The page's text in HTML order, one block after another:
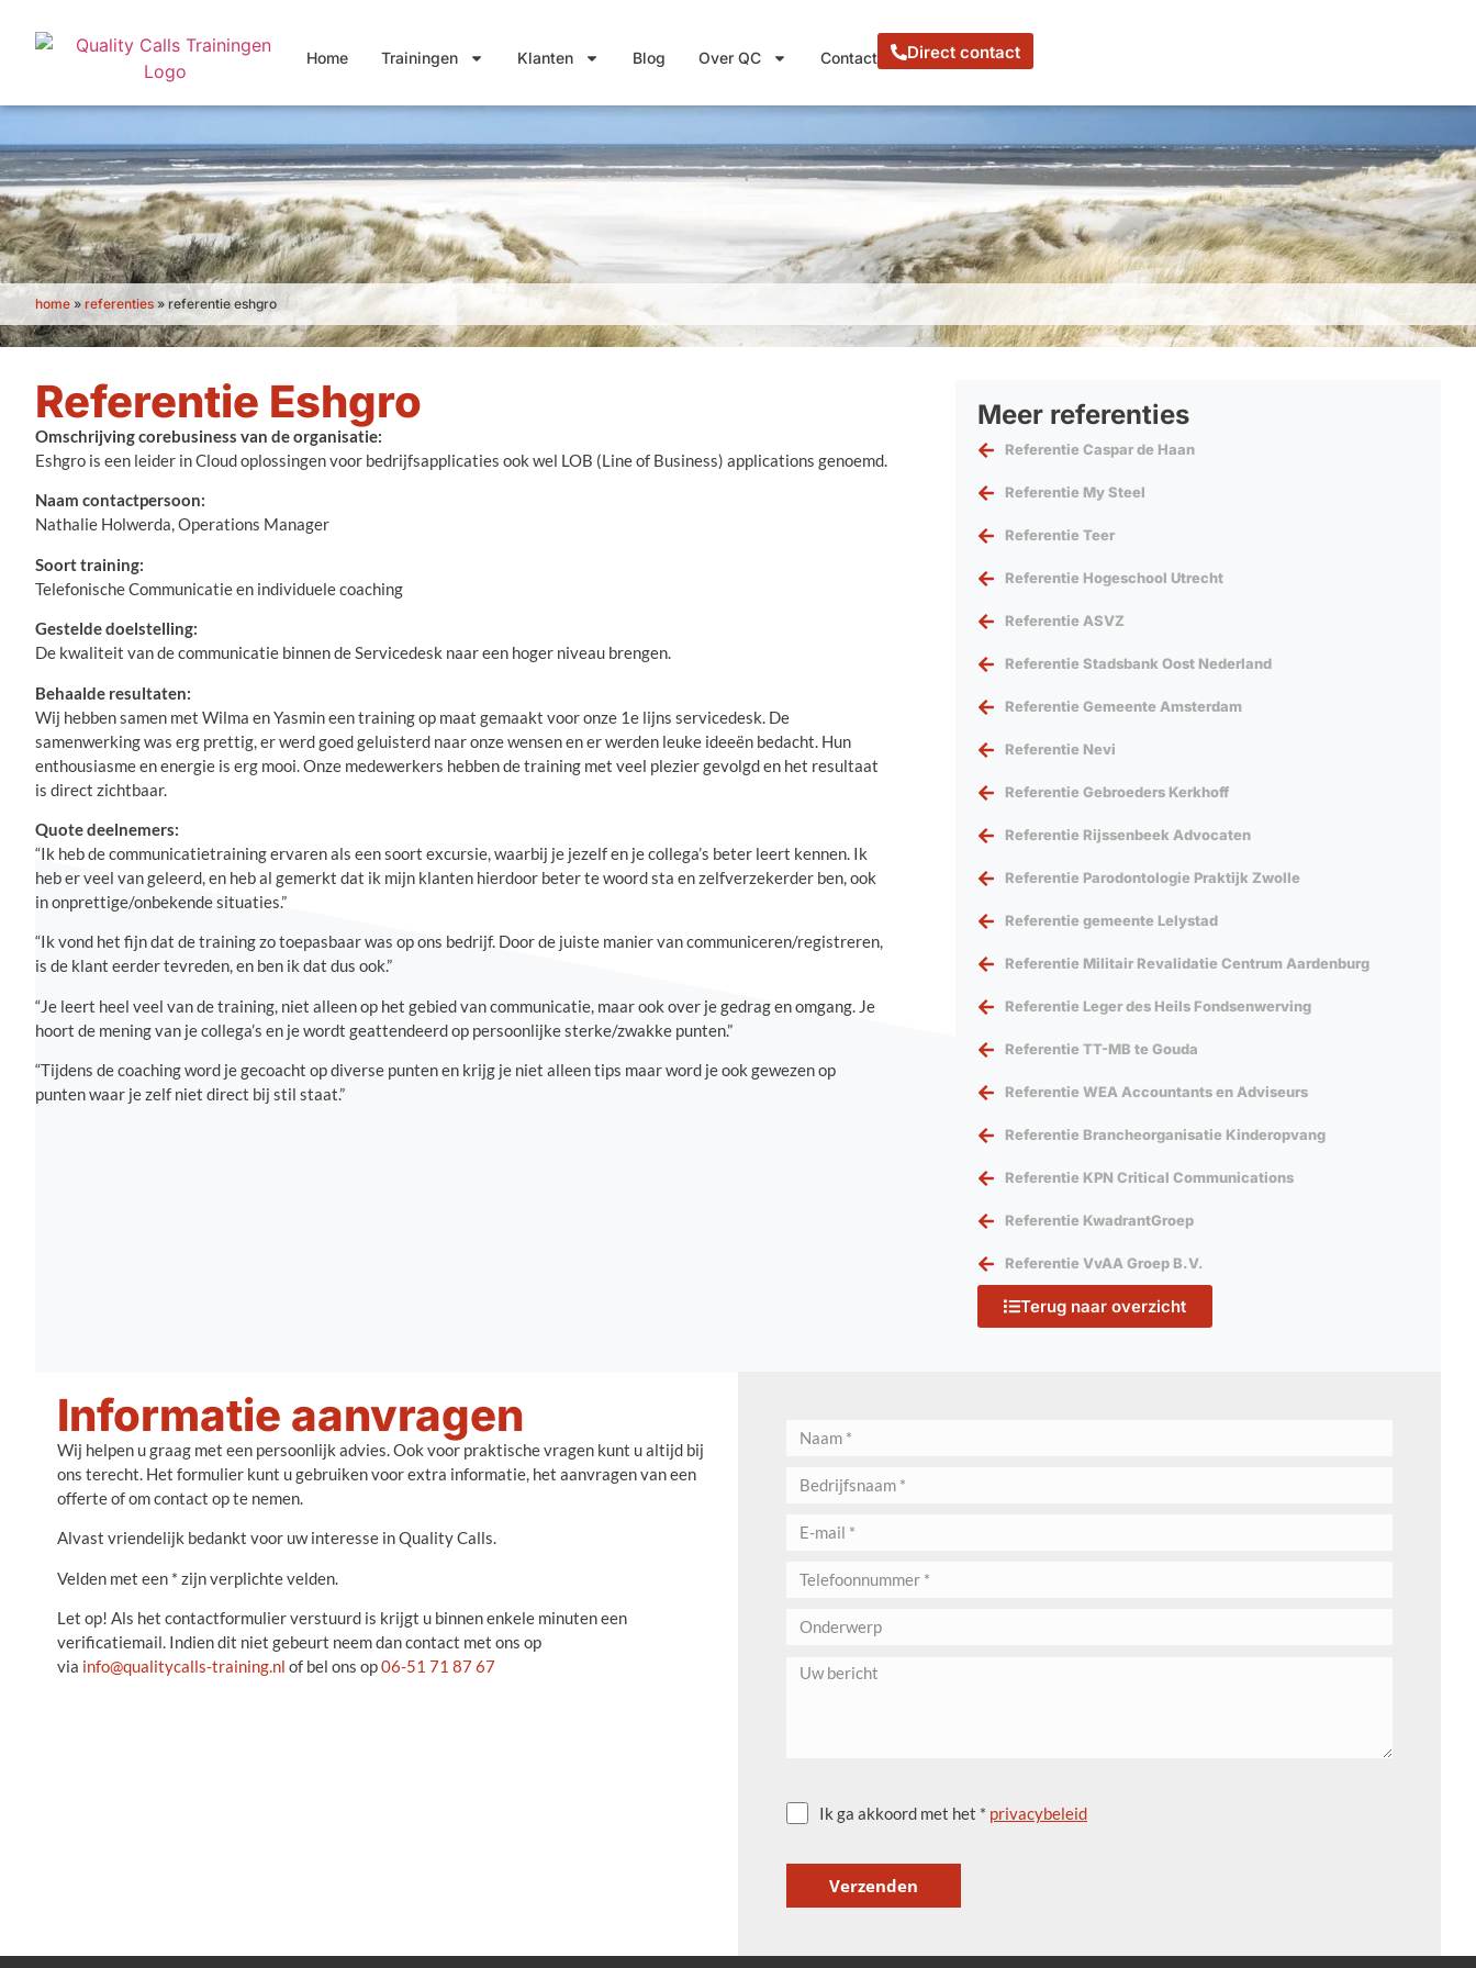
Home Trainingen Klanten Blog Over QC Contact Direct contact
home » referenties » referentie eshgro
Referentie Eshgro
Omschrijving corebusiness van de organisatie:
Eshgro is een leider in Cloud oplossingen voor bedrijfsapplicaties ook wel LOB (Line of Business) applications genoemd.
Naam contactpersoon:
Nathalie Holwerda, Operations Manager
Soort training:
Telefonische Communicatie en individuele coaching
Gestelde doelstelling:
De kwaliteit van de communicatie binnen de Servicedesk naar een hoger niveau brengen.
Behaalde resultaten:
Wij hebben samen met Wilma en Yasmin een training op maat gemaakt voor onze 1e lijns servicedesk. De
samenwerking was erg prettig, er werd goed geluisterd naar onze wensen en er werden leuke ideeën bedacht. Hun
enthousiasme en energie is erg mooi. Onze medewerkers hebben de training met veel plezier gevolgd en het resultaat
is direct zichtbaar.
Quote deelnemers:
“Ik heb de communicatietraining ervaren als een soort excursie, waarbij je jezelf en je collega’s beter leert kennen. Ik
heb er veel van geleerd, en heb al gemerkt dat ik mijn klanten hierdoor beter te woord sta en zelfverzekerder ben, ook
in onprettige/onbekende situaties.”
“Ik vond het fijn dat de training zo toepasbaar was op ons bedrijf. Door de juiste manier van communiceren/registreren,
is de klant eerder tevreden, en ben ik dat dus ook.”
“Je leert heel veel van de training, niet alleen op het gebied van communicatie, maar ook over je gedrag en omgang. Je
hoort de mening van je collega’s en je wordt geattendeerd op persoonlijke sterke/zwakke punten.”
“Tijdens de coaching word je gecoacht op diverse punten en krijg je niet alleen tips maar word je ook gewezen op
punten waar je zelf niet direct bij stil staat.”
Meer referenties
Referentie Caspar de Haan
Referentie My Steel
Referentie Teer
Referentie Hogeschool Utrecht
Referentie ASVZ
Referentie Stadsbank Oost Nederland
Referentie Gemeente Amsterdam
Referentie Nevi
Referentie Gebroeders Kerkhoff
Referentie Rijssenbeek Advocaten
Referentie Parodontologie Praktijk Zwolle
Referentie gemeente Lelystad
Referentie Militair Revalidatie Centrum Aardenburg
Referentie Leger des Heils Fondsenwerving
Referentie TT-MB te Gouda
Referentie WEA Accountants en Adviseurs
Referentie Brancheorganisatie Kinderopvang
Referentie KPN Critical Communications
Referentie KwadrantGroep
Referentie VvAA Groep B.V.
Terug naar overzicht
Informatie aanvragen
Wij helpen u graag met een persoonlijk advies. Ook voor praktische vragen kunt u altijd bij
ons terecht. Het formulier kunt u gebruiken voor extra informatie, het aanvragen van een
offerte of om contact op te nemen.
Alvast vriendelijk bedankt voor uw interesse in Quality Calls.
Velden met een * zijn verplichte velden.
Let op! Als het contactformulier verstuurd is krijgt u binnen enkele minuten een
verificatiemail. Indien dit niet gebeurt neem dan contact met ons op
via info@qualitycalls-training.nl of bel ons op06-51 71 87 67
Ik ga akkoord met het * privacybeleid
Verzenden